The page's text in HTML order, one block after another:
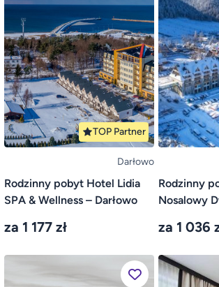
TOP Partner
Darłowo
Rodzinny pobyt Hotel Lidia
SPA & Wellness – Darłowo
za 1 177 zł
Rodzinny
Nosalowy
za 1 036